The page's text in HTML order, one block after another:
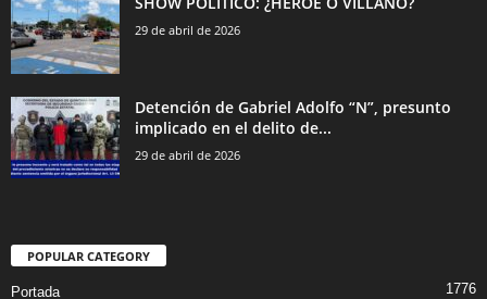
29 de abril de 2026
Detención de Gabriel Adolfo “N”, presunto
implicado en el delito de...
29 de abril de 2026
POPULAR CATEGORY
Portada 1776